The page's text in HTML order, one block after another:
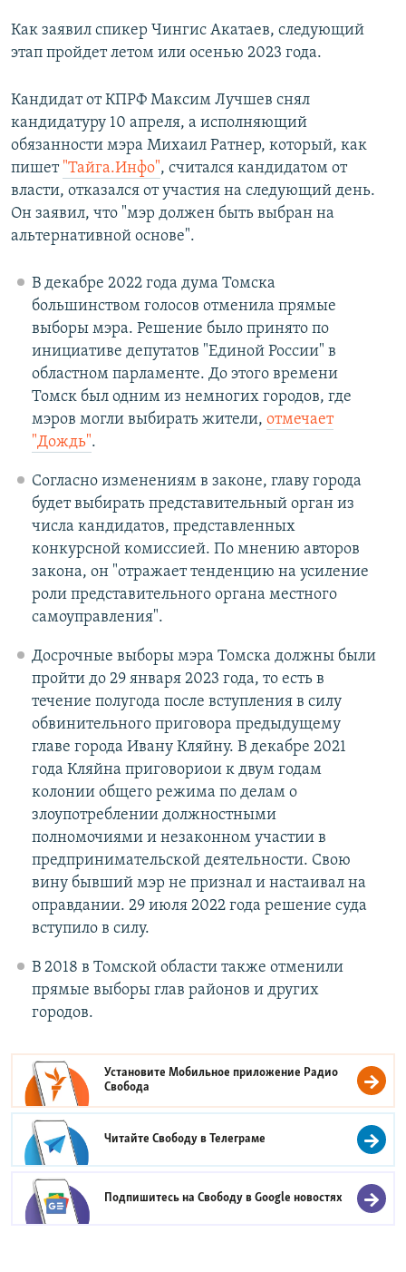
Как заявил спикер Чингис Акатаев, следующий
этап пройдет летом или осенью 2023 года.
Кандидат от КПРФ Максим Лучшев снял
кандидатуру 10 апреля, а исполняющий
обязанности мэра Михаил Ратнер, который, как
пишет "Тайга.Инфо", считался кандидатом от
власти, отказался от участия на следующий день.
Он заявил, что "мэр должен быть выбран на
альтернативной основе".
В декабре 2022 года дума Томска
большинством голосов отменила прямые
выборы мэра. Решение было принято по
инициативе депутатов "Единой России" в
областном парламенте. До этого времени
Томск был одним из немногих городов, где
мэров могли выбирать жители, отмечает
"Дождь".
Согласно изменениям в законе, главу города
будет выбирать представительный орган из
числа кандидатов, представленных
конкурсной комиссией. По мнению авторов
закона, он "отражает тенденцию на усиление
роли представительного органа местного
самоуправления".
Досрочные выборы мэра Томска должны были
пройти до 29 января 2023 года, то есть в
течение полугода после вступления в силу
обвинительного приговора предыдущему
главе города Ивану Кляйну. В декабре 2021
года Кляйна приговориои к двум годам
колонии общего режима по делам о
злоупотреблении должностными
полномочиями и незаконном участии в
предпринимательской деятельности. Свою
вину бывший мэр не признал и настаивал на
оправдании. 29 июля 2022 года решение суда
вступило в силу.
В 2018 в Томской области также отменили
прямые выборы глав районов и других
городов.
Установите Мобильное приложение Радио
Свобода
Читайте Свободу вТелеграме
Подпишитесь на Свободу вGoogle новостях